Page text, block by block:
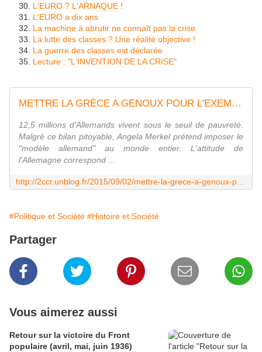
L'EURO ? L'ARNAQUE !
L'EURO a dix ans
La machine à abrutir ne connaît pas la crise
La lutte des classes ? Une réalité objective !
La guerre des classes est déclarée
Lecture : "L'INVENTION DE LA CRISE"
METTRE LA GRÉCE A GENOUX POUR L'EXEMPLE
12,5 millions d'Allemands vivent sous le seuil de pauvreté.
Malgré ce bilan pitoyable, Angela Merkel prétend imposer le
"modèle allemand" au monde entier. L'attitude de
l'Allemagne correspond ...
#Politique et Société #Histoire et Société
Partager
Vous aimerez aussi
Retour sur la victoire du Front
populaire (avril, mai, juin 1936)